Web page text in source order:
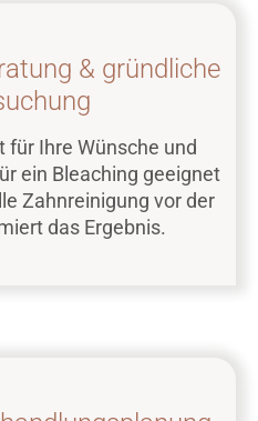
& gründliche
für Ihre Wünsche und
ein Bleaching geeignet
Zahnreinigung vor der
das Ergebnis.